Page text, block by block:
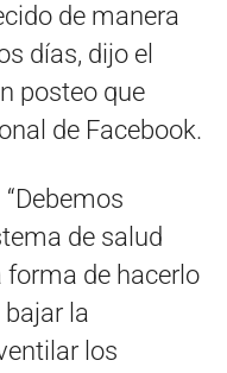
de manera
días, dijo el
posteo que
de Facebook.
de salud
forma de hacerlo
la
los